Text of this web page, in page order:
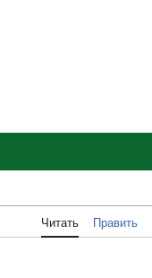
Читать Править